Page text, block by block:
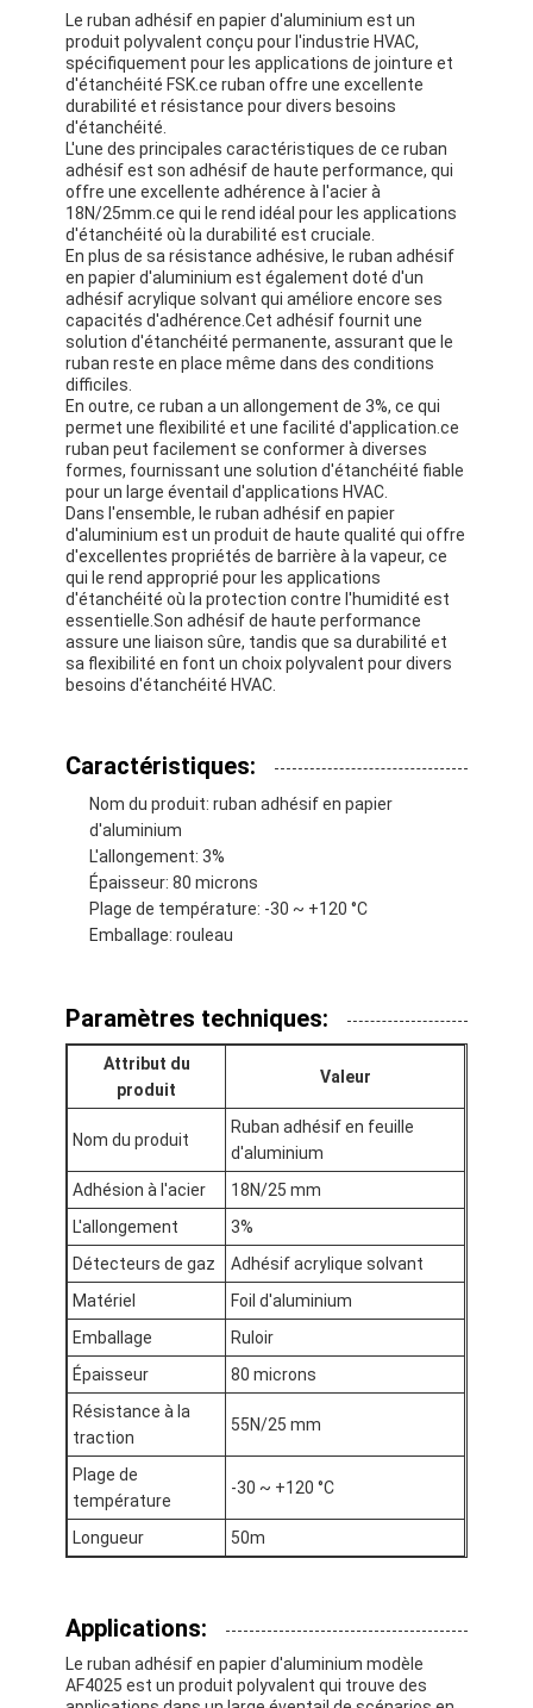
Produits
Au sujet de nous
Visite d'usine
Contrôle de qualité
Contactez-nous
Bande adhésive d'isolation
Bande d'isolation de tissu en verre
Bande résistante à la chaleur d'isolation
Ruban adhésif de tissu en verre
Ruban adhésif de film de Polyimide
Ruban adhésif de papier d'aluminium
Le ruban adhésif en papier d'aluminium est un
produit polyvalent conçu pour l'industrie HVAC,
spécifiquement pour les applications de jointure et
d'étanchéité FSK.ce ruban offre une excellente
durabilité et résistance pour divers besoins
d'étanchéité.
L'une des principales caractéristiques de ce ruban
adhésif est son adhésif de haute performance, qui
offre une excellente adhérence à l'acier à
18N/25mm.ce qui le rend idéal pour les applications
d'étanchéité où la durabilité est cruciale.
En plus de sa résistance adhésive, le ruban adhésif
en papier d'aluminium est également doté d'un
adhésif acrylique solvant qui améliore encore ses
capacités d'adhérence.Cet adhésif fournit une
solution d'étanchéité permanente, assurant que le
ruban reste en place même dans des conditions
difficiles.
En outre, ce ruban a un allongement de 3%, ce qui
permet une flexibilité et une facilité d'application.ce
ruban peut facilement se conformer à diverses
formes, fournissant une solution d'étanchéité fiable
pour un large éventail d'applications HVAC.
Dans l'ensemble, le ruban adhésif en papier
d'aluminium est un produit de haute qualité qui offre
d'excellentes propriétés de barrière à la vapeur, ce
qui le rend approprié pour les applications
d'étanchéité où la protection contre l'humidité est
essentielle.Son adhésif de haute performance
assure une liaison sûre, tandis que sa durabilité et
sa flexibilité en font un choix polyvalent pour divers
besoins d'étanchéité HVAC.
Caractéristiques:
Nom du produit: ruban adhésif en papier
d'aluminium
L'allongement: 3%
Épaisseur: 80 microns
Plage de température: -30 ~ +120 °C
Emballage: rouleau
Paramètres techniques:
Attribut du
produit
Valeur
Nom du produit
Ruban adhésif en feuille
d'aluminium
Adhésion à l'acier
18N/25 mm
L'allongement
3%
Détecteurs de gaz
Adhésif acrylique solvant
Matériel
Foil d'aluminium
Emballage
Ruloir
Épaisseur
80 microns
Résistance à la
traction
55N/25 mm
Plage de
température
-30 ~ +120 °C
Longueur 50m
Applications:
Le ruban adhésif en papier d'aluminium modèle
AF4025 est un produit polyvalent qui trouve des